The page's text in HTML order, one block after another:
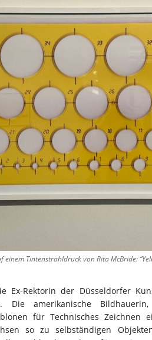
Tintenstrahldruck von Rita McBride:
Ex-Rektorin der Düsseldorfer
Die amerikanische
für Technisches Zeichnen
so zu selbständigen